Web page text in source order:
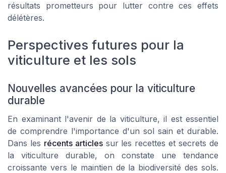
résultats prometteurs pour lutter contre ces effets
délétères.
Perspectives futures pour la
viticulture et les sols
Nouvelles avancées pour la viticulture
durable
En examinant l'avenir de la viticulture, il est essentiel
de comprendre l'importance d'un sol sain et durable.
Dans les récents articlessur les recettes et secrets de
la viticulture durable, on constate une tendance
croissante vers le maintien de la biodiversité des sols.